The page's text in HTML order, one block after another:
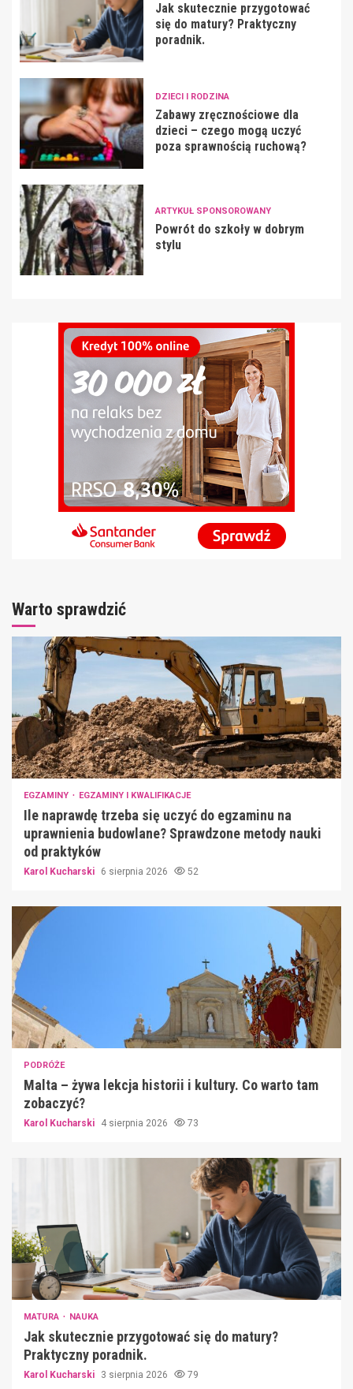
Jak skutecznie przygotować
się do matury? Praktyczny
poradnik.
DZIECI I RODZINA
Zabawy zręcznościowe dla
dzieci – czego mogą uczyć
poza sprawnością ruchową?
ARTYKUŁ SPONSOROWANY
Powrót do szkoły w dobrym
stylu
Warto sprawdzić
EGZAMINY EGZAMINY I KWALIFIKACJE
Ile naprawdę trzeba się uczyć do egzaminu na
uprawnienia budowlane? Sprawdzone metody nauki
od praktyków
Karol Kucharski 6 sierpnia 2026 52
PODRÓŻE
Malta – żywa lekcja historii i kultury. Co warto tam
zobaczyć?
Karol Kucharski 4 sierpnia 2026 73
MATURA NAUKA
Jak skutecznie przygotować się do matury?
Praktyczny poradnik.
Karol Kucharski 3 sierpnia 2026 79